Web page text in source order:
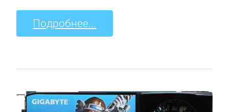
Подробнее...